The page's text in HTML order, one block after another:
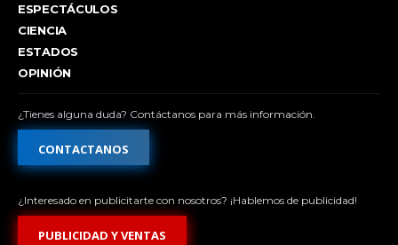
ESPECTÁCULOS
CIENCIA
ESTADOS
OPINIÓN
¿Tienes alguna duda? Contáctanos para más información.
CONTACTANOS
¿Interesado en publicitarte con nosotros? ¡Hablemos de publicidad!
PUBLICIDAD Y VENTAS